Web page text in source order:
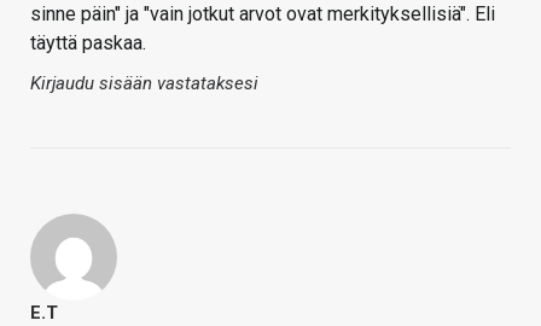
sinne päin" ja "vain jotkut arvot ovat merkityksellisiä". Eli
täyttä paskaa.
Kirjaudu sisään vastataksesi
E.T